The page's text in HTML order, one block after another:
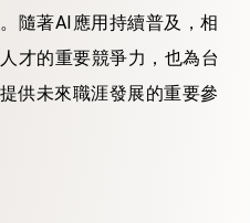
隨著AI應用持續普及，相
才的重要競爭力，也為台
供未來職涯發展的重要參